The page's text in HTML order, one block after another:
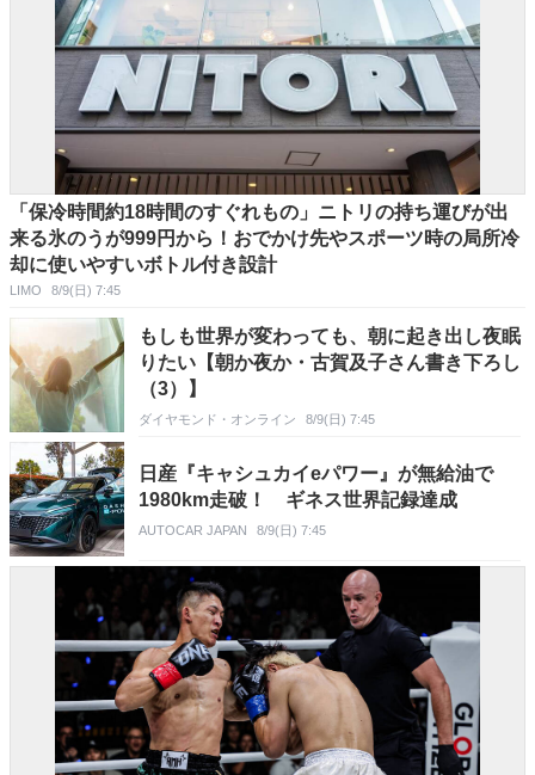
「保冷時間約18時間のすぐれもの」ニトリの持ち運びが出
来る氷のうが999円から！おでかけ先やスポーツ時の局所冷
却に使いやすいボトル付き設計
LIMO 8/9(日) 7:45
もしも世界が変わっても、朝に起き出し夜眠
りたい【朝か夜か・古賀及子さん書き下ろし
（3）】
ダイヤモンド・オンライン 8/9(日) 7:45
日産『キャシュカイeパワー』が無給油で
1980km走破！ ギネス世界記録達成
AUTOCAR JAPAN 8/9(日) 7:45